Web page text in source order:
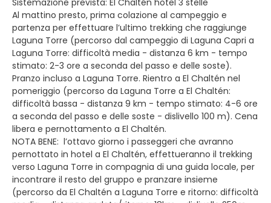
Al mattino presto, prima colazione al campeggio e
partenza per effettuare l’ultimo trekking che raggiunge
Laguna Torre (percorso dal campeggio di Laguna Capri a
Laguna Torre: difficoltà media - distanza 6 km - tempo
stimato: 2-3 ore a seconda del passo e delle soste).
Pranzo incluso a Laguna Torre. Rientro a El Chaltén nel
pomeriggio (percorso da Laguna Torre a El Chaltén:
difficoltà bassa - distanza 9 km - tempo stimato: 4-6 ore
a seconda del passo e delle soste - dislivello 100 m). Cena
libera e pernottamento a El Chaltén.
NOTA BENE: l’ottavo giorno i passeggeri che avranno
pernottato in hotel a El Chaltén, effettueranno il trekking
verso Laguna Torre in compagnia di una guida locale, per
incontrare il resto del gruppo e pranzare insieme
(percorso da El Chaltén a Laguna Torre e ritorno: difficoltà